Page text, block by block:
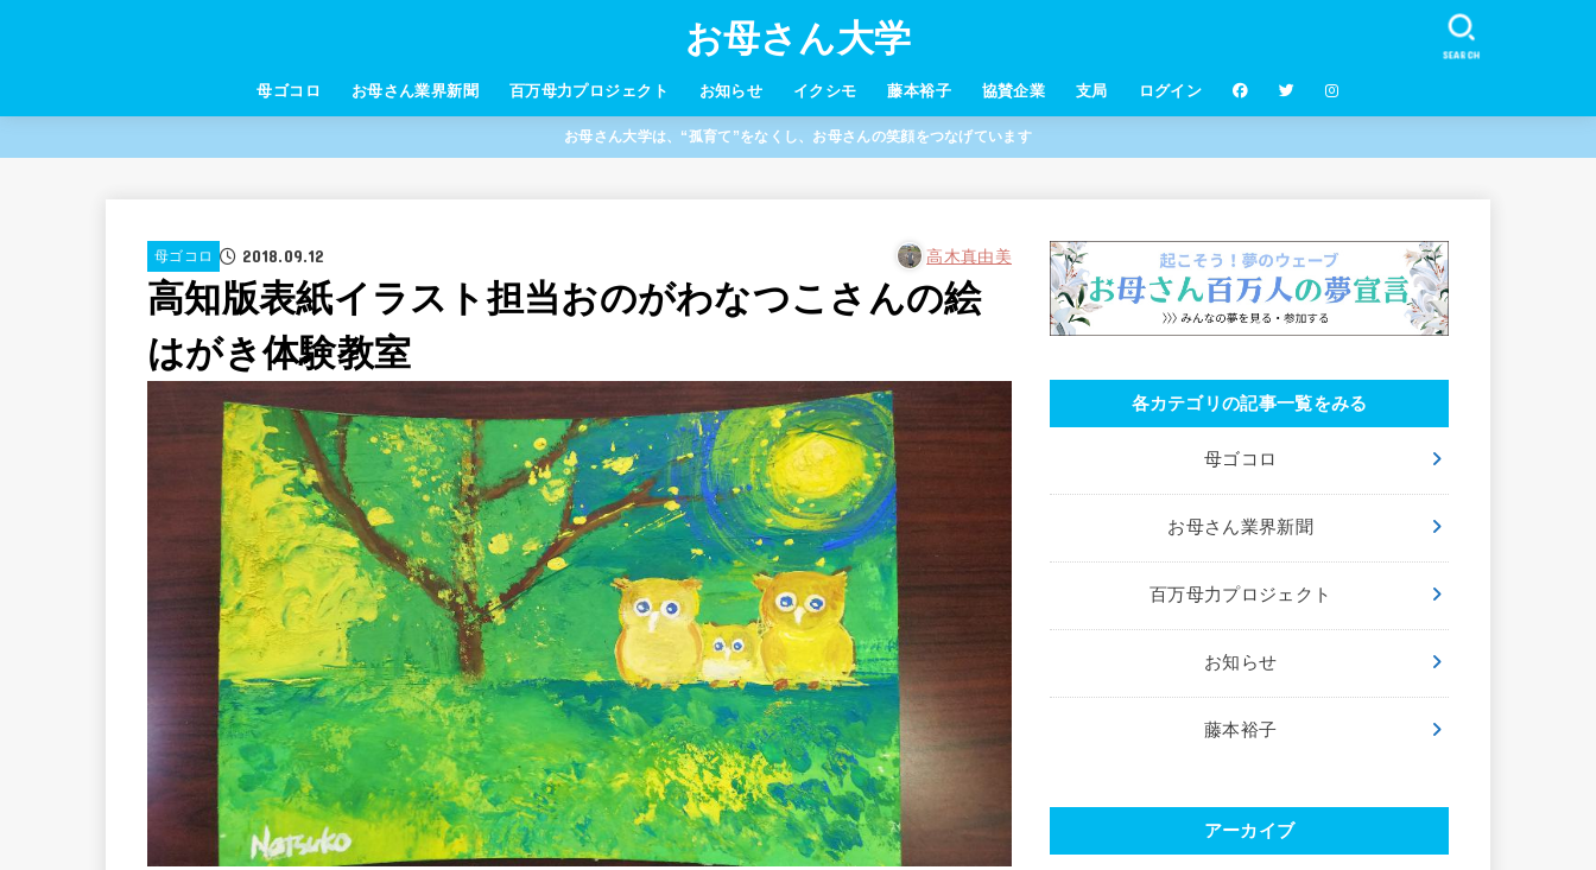
お母さん大学
母ゴコロ お母さん業界新聞 百万母力プロジェクト お知らせ イクシモ 藤本裕子 協賛企業 支局 ログイン
SEARCH
お母さん大学は、“孤育て”をなくし、お母さんの笑顔をつなげています
母ゴコロ 2018.09.12 高木真由美
高知版表紙イラスト担当おのがわなつこさんの絵
はがき体験教室
各カテゴリの記事一覧をみる
母ゴコロ
お母さん業界新聞
百万母力プロジェクト
お知らせ
藤本裕子
アーカイブ